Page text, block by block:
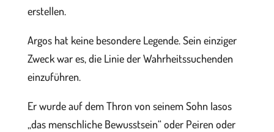
erstellen.
Argos hat keine besondere Legende. Sein einziger
Zweck war es, die Linie der Wahrheitssuchenden
einzuführen.
Er wurde auf dem Thron von seinem Sohn Iasos
„das menschliche Bewusstsein“ oder Peiren oder